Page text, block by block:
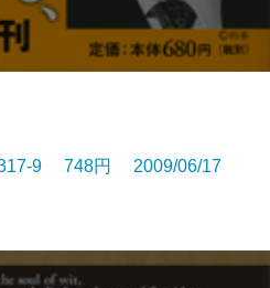
9 748円 2009/06/17